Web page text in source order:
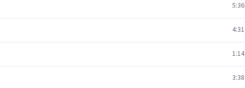
5:36
4:31
1:14
3:38